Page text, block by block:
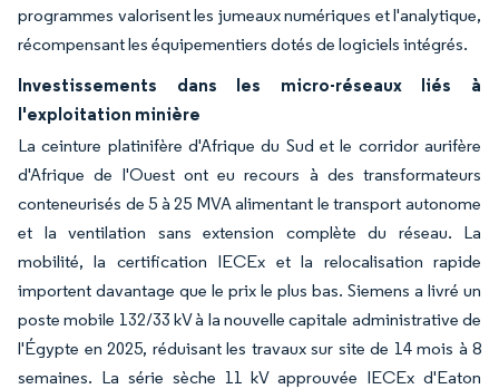
programmes valorisent les jumeaux numériques et l'analytique,
récompensant les équipementiers dotés de logiciels intégrés.
Investissements dans les micro-réseaux liés à
l'exploitation minière
La ceinture platinifère d'Afrique du Sud et le corridor aurifère
d'Afrique de l'Ouest ont eu recours à des transformateurs
conteneurisés de 5 à 25 MVA alimentant le transport autonome
et la ventilation sans extension complète du réseau. La
mobilité, la certification IECEx et la relocalisation rapide
importent davantage que le prix le plus bas. Siemens a livré un
poste mobile 132/33 kV à la nouvelle capitale administrative de
l'Égypte en 2025, réduisant les travaux sur site de 14 mois à 8
semaines. La série sèche 11 kV approuvée IECEx d'Eaton